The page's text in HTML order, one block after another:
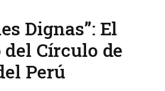
Dignas”: El
Círculo de
Perú